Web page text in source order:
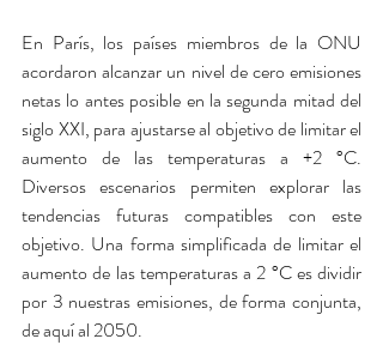
En París, los países miembros de la ONU
acordaron alcanzar un nivel de cero emisiones
netas lo antes posible en la segunda mitad del
siglo XXI, para ajustarse al objetivo de limitar el
aumento de las temperaturas a +2 °C.
Diversos escenarios permiten explorar las
tendencias futuras compatibles con este
objetivo. Una forma simplificada de limitar el
aumento de las temperaturas a 2 °C es dividir
por 3 nuestras emisiones, de forma conjunta,
de aquí al 2050.